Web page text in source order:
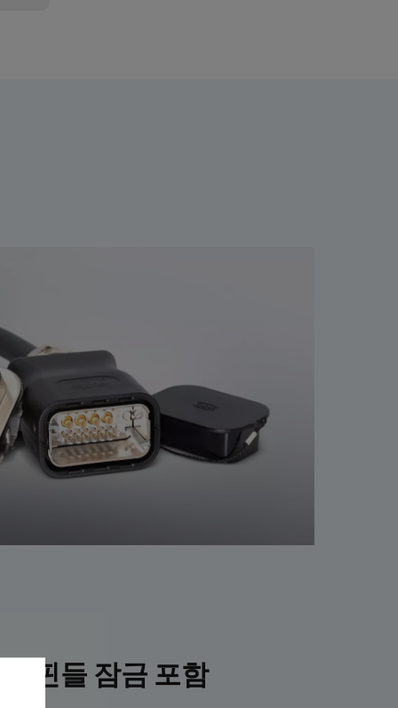
스핀들 잠금 포함